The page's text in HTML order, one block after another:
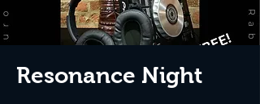
Resonance Night